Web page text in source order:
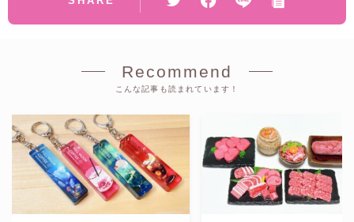
Recommend
こんな記事も読まれています！